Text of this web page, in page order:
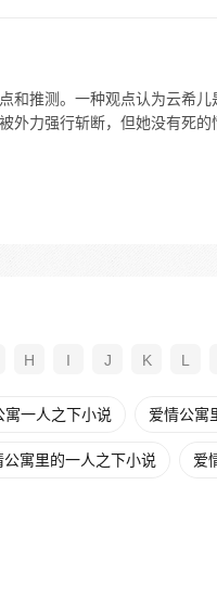
和推测。一种观点认为云希
外力强行斩断，但她没有死
H I J K L
寓一人之下小说 爱情公寓
公寓里的一人之下小说 爱